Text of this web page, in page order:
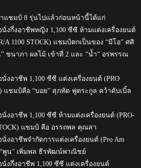
แชมป์ 8 รุ่นไปแล้วก่อนหน้านี้ได้แก่
งกึ่งอาชีพหญิง 1,100 ซีซี ห้ามแต่งเครื่องยนต์
A 1100 STOCK) แชมป์ตกเป็นของ “มีโอ” ศศิ
ชนาภา ผลไม้ เข้าที่ 2 และ “น้ำ” อรพรรณ
งอาชีพ 1,100 ซีซี แต่งเครื่องยนต์ (PRO
แชมป์คือ “บอย” สุภทัต ฟูตระกูล คว้าดับเบิ้ล
งอาชีพ 1,100 ซีซี ห้ามแต่งเครื่องยนต์ (PRO-
แชมป์ คือ อรรถพล คุณสา
งอาชีพจำกัดการแต่งเครื่องยนต์ (Pro Am
“พูน” เพิ่มพล ธีรพัฒน์พาณิชย์
งกึ่งอาชีพ 1,100 ซีซี แต่งเครื่องยนต์